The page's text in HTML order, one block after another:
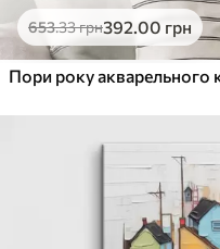
653.33грн392.00 грн
Пори року акварельного